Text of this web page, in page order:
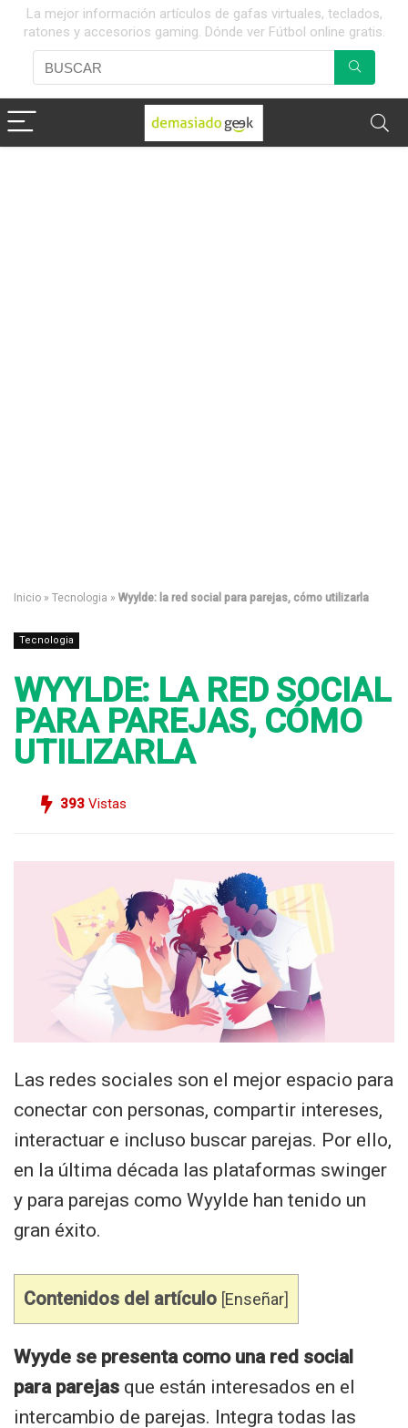
La mejor información artículos de gafas virtuales, teclados,
ratones y accesorios gaming. Dónde ver Fútbol online gratis.
Inicio » Tecnologia » Wyylde: la red social para parejas, cómo utilizarla
Tecnologia
WYYLDE: LA RED SOCIAL
PARA PAREJAS, CÓMO
UTILIZARLA
393 Vistas
Las redes sociales son el mejor espacio para
conectar con personas, compartir intereses,
interactuar e incluso buscar parejas. Por ello,
en la última década las plataformas swinger
y para parejas como Wyylde han tenido un
gran éxito.
Contenidos del artículo [Enseñar]
Wyyde se presenta como una red social
para parejas que están interesados en el
intercambio de parejas. Integra todas las